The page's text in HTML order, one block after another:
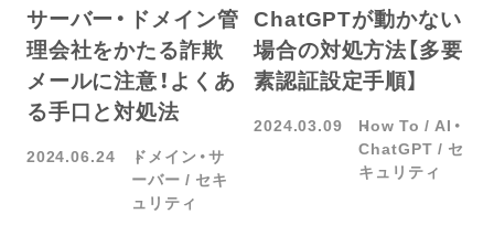
サーバー・ドメイン管
理会社をかたる詐欺
メールに注意！よくあ
る手口と対処法
2024.06.24
ドメイン・サ
ーバー
セキ
ュリティ
ChatGPTが動かない
場合の対処方法【多要
素認証設定手順】
2024.03.09 How To
AI・
ChatGPT
セ
キュリティ